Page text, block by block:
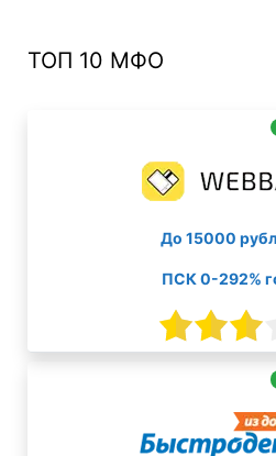
ТОП 10 МФО
До 15000
ПСК 0-292%